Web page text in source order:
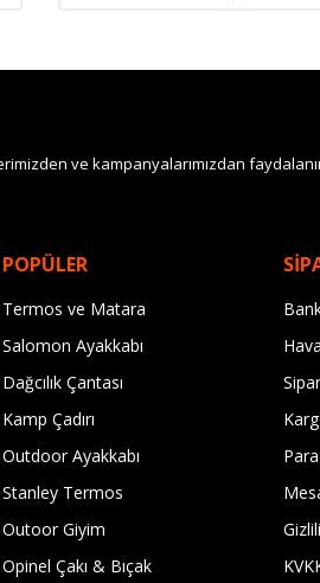
ve kampanyalarımızdan
POPÜLER
Termos ve Matara
Salomon Ayakkabı
Dağcılık Çantası
Kamp Çadırı
Outdoor Ayakkabı
Stanley Termos
Outoor Giyim
Opinel Çakı & Bıçak